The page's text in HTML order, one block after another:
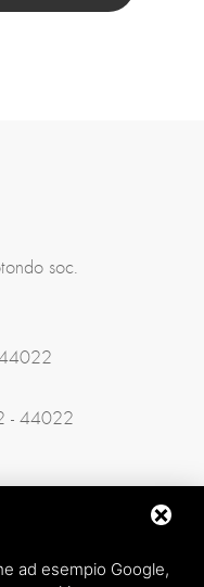
soc.
- 44022
ad esempio Google,